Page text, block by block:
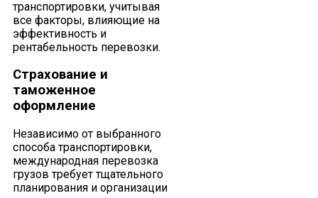
транспортировки, учитывая
все факторы, влияющие на
эффективность и
рентабельность перевозки.
Страхование и
таможенное
оформление
Независимо от выбранного
способа транспортировки,
международная перевозка
грузов требует тщательного
планирования и организации